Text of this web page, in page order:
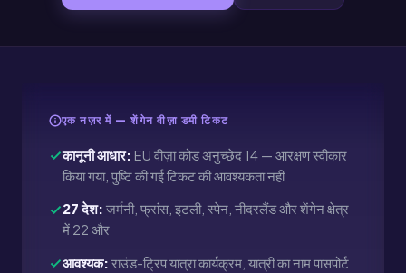
एक नज़र में — शेंगेन वीज़ा डमी टिकट
कानूनी आधार: EU वीज़ा कोड अनुच्छेद 14 — आरक्षण स्वीकार
किया गया, पुष्टि की गई टिकट की आवश्यकता नहीं
27 देश: जर्मनी, फ्रांस, इटली, स्पेन, नीदरलैंड और शेंगेन क्षेत्र
में 22 और
आवश्यक: राउंड-ट्रिप यात्रा कार्यक्रम, यात्री का नाम पासपोर्ट